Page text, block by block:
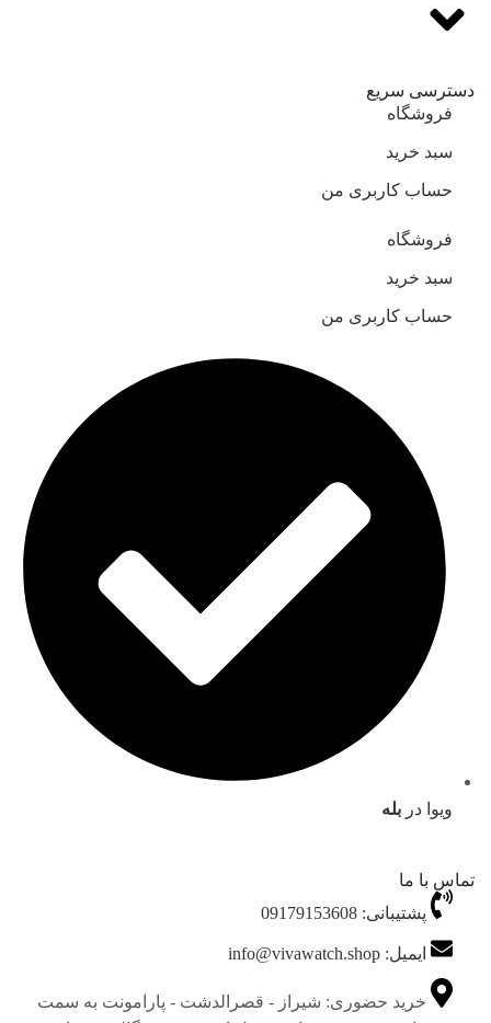
دسترسی سریع
فروشگاه
سبد خرید
حساب کاربری من
فروشگاه
سبد خرید
حساب کاربری من
ویوا در بله
تماس با ما
پشتیبانی: 09179153608
ایمیل: info@vivawatch.shop
خرید حضوری: شیراز - قصرالدشت - پارامونت به سمت